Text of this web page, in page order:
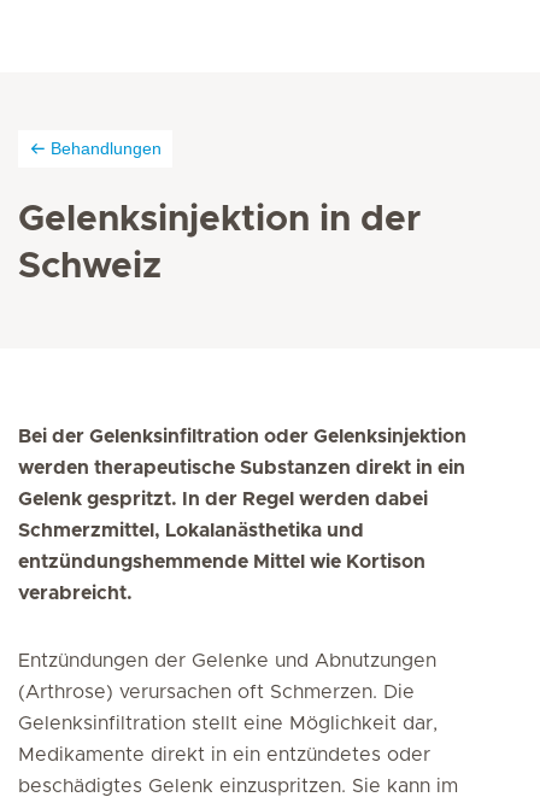
Behandlungen
Gelenksinjektion in der
Schweiz
Bei der Gelenksinfiltration oder Gelenksinjektion
werden therapeutische Substanzen direkt in ein
Gelenk gespritzt. In der Regel werden dabei
Schmerzmittel, Lokalanästhetika und
entzündungshemmende Mittel wie Kortison
verabreicht.
Entzündungen der Gelenke und Abnutzungen
(Arthrose) verursachen oft Schmerzen. Die
Gelenksinfiltration stellt eine Möglichkeit dar,
Medikamente direkt in ein entzündetes oder
beschädigtes Gelenk einzuspritzen. Sie kann im